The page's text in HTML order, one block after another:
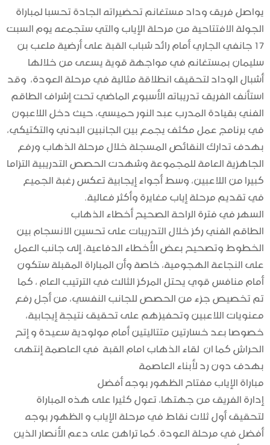
يواصل فريق وداد مستغانم تحضيراته الجادة تحسبا لمباراة
الجولة الافتتاحية من مرحلة الإياب والتي ستجمعه يوم السبت
17 جانفي الجاري أمام رائد شباب القبة على أرضية ملعب بن
سليمان بمستغانم في مواجهة قوية يسعى من خلالها
أشبال الوداد لتحقيق انطلاقة مثالية في مرحلة العودة، وقد
استأنف الفريق تدريباته الأسبوع الماضي تحت إشراف الطاقم
الفني بقيادة المدرب عبد النور حميسي، حيث دخل اللاعبون
في برنامج عمل مكثف يجمع بين الجانبين البدني والتكتيكي،
بهدف تدارك النقائص المسجلة خلال مرحلة الذهاب ورفع
الجاهزية العامة للمجموعة وشهدت الحصص التدريبية التزاما
كبيرا من اللاعبين، وسط أجواء إيجابية تعكس رغبة الجميع
في تقديم مرحلة إياب مغايرة وأكثر فعالية.
السهر في فترة الراحة الصحيح أخطاء الذهاب
الطاقم الفني ركز خلال التدريبات على تحسين الانسجام بين
الخطوط وتصحيح بعض الأخطاء الدفاعية، إلى جانب العمل
على النجاعة الهجومية، خاصة وأن المباراة المقبلة ستكون
أمام منافس قوي يحتل المركز الثالث في الترتيب العام ، كما
تم تخصيص جزء من الحصص للجانب النفسي، من أجل رفع
معنويات اللاعبين وتحفيزهم على تحقيق نتيجة إيجابية،
خصوصا بعد خسارتين متتاليتين أمام مولودية سعيدة و إتح
الحراش كما ان لقاء الذهاب امام القبة في العاصمة إنتهى
بهدف دون رد لأبناء العاصمة
مباراة الإياب مفتاح الظهور بوجه أفضل
إدارة الفريق من جهتها، تعول كثيرا على هذه المباراة
لتحقيق أول ثلاث نقاط في مرحلة الإياب و الظهور بوجه
أفضل في مرحلة العودة. كما تراهن على دعم الأنصار الذين